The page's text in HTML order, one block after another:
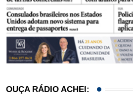
OUÇA RÁDIO ACHEI: